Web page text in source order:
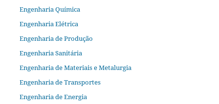
Engenharia Química
Engenharia Elétrica
Engenharia de Produção
Engenharia Sanitária
Engenharia de Materiais e Metalurgia
Engenharia de Transportes
Engenharia de Energia